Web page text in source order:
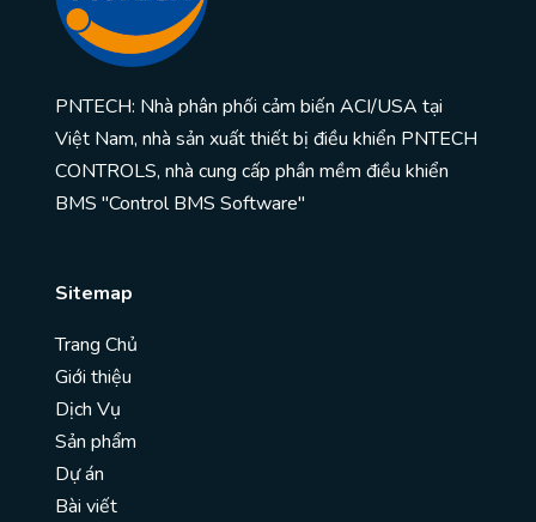
PNTECH: Nhà phân phối cảm biến ACI/USA tại
Việt Nam, nhà sản xuất thiết bị điều khiển PNTECH
CONTROLS, nhà cung cấp phần mềm điều khiển
BMS "Control BMS Software"
Sitemap
Trang Chủ
Giới thiệu
Dịch Vụ
Sản phẩm
Dự án
Bài viết